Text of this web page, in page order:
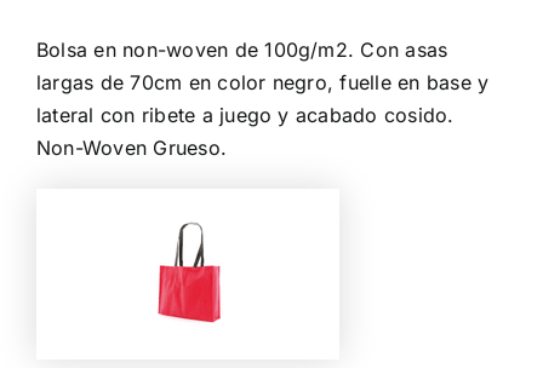
Bolsa en non-woven de 100g/m2. Con asas
largas de 70cm en color negro, fuelle en base y
lateral con ribete a juego y acabado cosido.
Non-Woven Grueso.